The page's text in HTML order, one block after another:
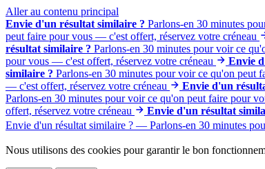
Aller au contenu principal
Envie d'un résultat similaire ? Parlons-en 30 minutes
peut faire pour vous — c'est offert, réservez votre créneau
résultat similaire ? Parlons-en 30 minutes pour voir ce
pour vous — c'est offert, réservez votre créneau
Envie
similaire ? Parlons-en 30 minutes pour voir ce qu'on peut
— c'est offert, réservez votre créneau
Envie d'un
Parlons-en 30 minutes pour voir ce qu'on peut faire pour
offert, réservez votre créneau
Envie d'un résultat
Envie d'un résultat similaire ? — Parlons-en 30 minutes
Nous utilisons des cookies pour garantir le bon